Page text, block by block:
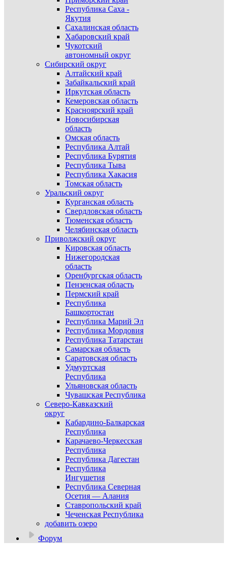
Республика Саха -
Якутия
Сахалинская область
Хабаровский край
Чукотский
автономный округ
Сибирский округ
Алтайский край
Забайкальский край
Иркутская область
Кемеровская область
Красноярский край
Новосибирская
область
Омская область
Республика Алтай
Республика Бурятия
Республика Тыва
Республика Хакасия
Томская область
Уральский округ
Курганская область
Свердловская область
Тюменская область
Челябинская область
Приволжский округ
Кировская область
Нижегородская
область
Оренбургская область
Пензенская область
Пермский край
Республика
Башкортостан
Республика Марий Эл
Республика Мордовия
Республика Татарстан
Самарская область
Саратовская область
Удмуртская
Республика
Ульяновская область
Чувашская Республика
Северо-Кавказский
округ
Кабардино-Балкарская
Республика
Карачаево-Черкесская
Республика
Республика Дагестан
Республика
Ингушетия
Республика Северная
Осетия — Алания
Ставропольский край
Чеченская Республика
добавить озеро
Форум